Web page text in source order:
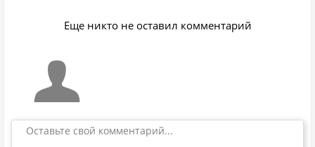
Еще никто не оставил комментарий
Оставьте свой комментарий...